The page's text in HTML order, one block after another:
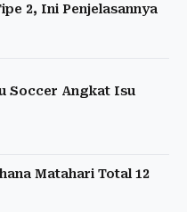
2, Ini Penjelasannya
Soccer Angkat Isu
Matahari Total 12